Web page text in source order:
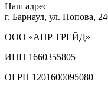
Наш адрес
г. Барнаул, ул. Попова,
ООО «АПР ТРЕЙД»
ИНН 1660355805
ОГРН 1201600095080